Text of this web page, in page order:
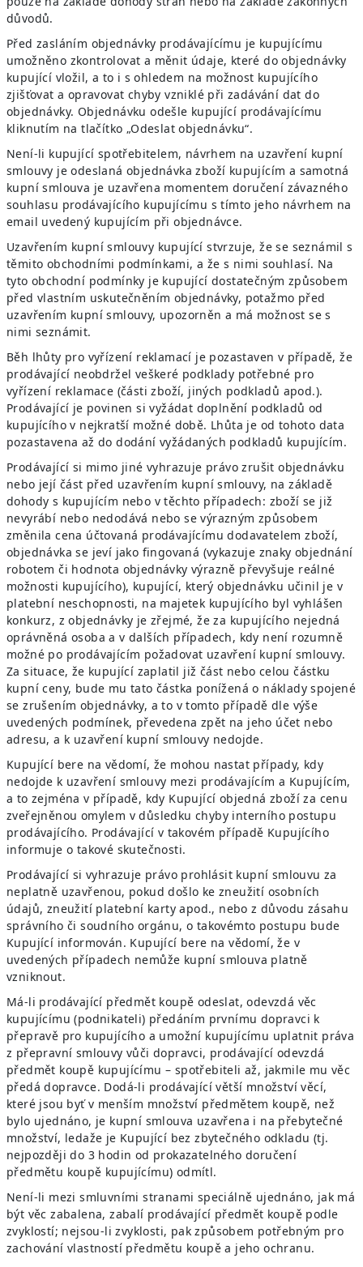
důvodů.
Před zasláním objednávky prodávajícímu je kupujícímu
umožněno zkontrolovat a měnit údaje, které do objednávky
kupující vložil, a to i s ohledem na možnost kupujícího
zjišťovat a opravovat chyby vzniklé při zadávání dat do
objednávky. Objednávku odešle kupující prodávajícímu
kliknutím na tlačítko „Odeslat objednávku“.
Není-li kupující spotřebitelem, návrhem na uzavření kupní
smlouvy je odeslaná objednávka zboží kupujícím a samotná
kupní smlouva je uzavřena momentem doručení závazného
souhlasu prodávajícího kupujícímu s tímto jeho návrhem na
email uvedený kupujícím při objednávce.
Uzavřením kupní smlouvy kupující stvrzuje, že se seznámil s
těmito obchodními podmínkami, a že s nimi souhlasí. Na
tyto obchodní podmínky je kupující dostatečným způsobem
před vlastním uskutečněním objednávky, potažmo před
uzavřením kupní smlouvy, upozorněn a má možnost se s
nimi seznámit.
Běh lhůty pro vyřízení reklamací je pozastaven v případě, že
prodávající neobdržel veškeré podklady potřebné pro
vyřízení reklamace (části zboží, jiných podkladů apod.).
Prodávající je povinen si vyžádat doplnění podkladů od
kupujícího v nejkratší možné době. Lhůta je od tohoto data
pozastavena až do dodání vyžádaných podkladů kupujícím.
Prodávající si mimo jiné vyhrazuje právo zrušit objednávku
nebo její část před uzavřením kupní smlouvy, na základě
dohody s kupujícím nebo v těchto případech: zboží se již
nevyrábí nebo nedodává nebo se výrazným způsobem
změnila cena účtovaná prodávajícímu dodavatelem zboží,
objednávka se jeví jako fingovaná (vykazuje znaky objednání
robotem či hodnota objednávky výrazně převyšuje reálné
možnosti kupujícího), kupující, který objednávku učinil je v
platební neschopnosti, na majetek kupujícího byl vyhlášen
konkurz, z objednávky je zřejmé, že za kupujícího nejedná
oprávněná osoba a v dalších případech, kdy není rozumně
možné po prodávajícím požadovat uzavření kupní smlouvy.
Za situace, že kupující zaplatil již část nebo celou částku
kupní ceny, bude mu tato částka ponížená o náklady spojené
se zrušením objednávky, a to v tomto případě dle výše
uvedených podmínek, převedena zpět na jeho účet nebo
adresu, a k uzavření kupní smlouvy nedojde.
Kupující bere na vědomí, že mohou nastat případy, kdy
nedojde k uzavření smlouvy mezi prodávajícím a Kupujícím,
a to zejména v případě, kdy Kupující objedná zboží za cenu
zveřejněnou omylem v důsledku chyby interního postupu
prodávajícího. Prodávající v takovém případě Kupujícího
informuje o takové skutečnosti.
Prodávající si vyhrazuje právo prohlásit kupní smlouvu za
neplatně uzavřenou, pokud došlo ke zneužití osobních
údajů, zneužití platební karty apod., nebo z důvodu zásahu
správního či soudního orgánu, o takovémto postupu bude
Kupující informován. Kupující bere na vědomí, že v
uvedených případech nemůže kupní smlouva platně
vzniknout.
Má-li prodávající předmět koupě odeslat, odevzdá věc
kupujícímu (podnikateli) předáním prvnímu dopravci k
přepravě pro kupujícího a umožní kupujícímu uplatnit práva
z přepravní smlouvy vůči dopravci, prodávající odevzdá
předmět koupě kupujícímu – spotřebiteli až, jakmile mu věc
předá dopravce. Dodá-li prodávající větší množství věcí,
které jsou byť v menším množství předmětem koupě, než
bylo ujednáno, je kupní smlouva uzavřena i na přebytečné
množství, ledaže je Kupující bez zbytečného odkladu (tj.
nejpozději do 3 hodin od prokazatelného doručení
předmětu koupě kupujícímu) odmítl.
Není-li mezi smluvními stranami speciálně ujednáno, jak má
být věc zabalena, zabalí prodávající předmět koupě podle
zvyklostí; nejsou-li zvyklosti, pak způsobem potřebným pro
zachování vlastností předmětu koupě a jeho ochranu.